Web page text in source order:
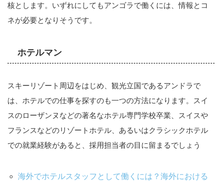
核とします。いずれにしてもアンゴラで働くには、情報とコ
ネが必要となりそうです。
ホテルマン
スキーリゾート周辺をはじめ、観光立国であるアンドラで
は、ホテルでの仕事を探すのも一つの方法になります。スイ
スのローザンヌなどの著名なホテル専門学校卒業、スイスや
フランスなどのリゾートホテル、あるいはクラシックホテル
での就業経験があると、採用担当者の目に留まるでしょう
海外でホテルスタッフとして働くには？海外における